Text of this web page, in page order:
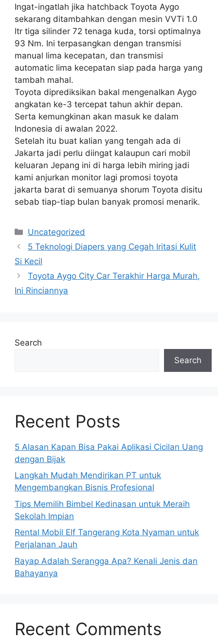
Ingat-ingatlah jika hatchback Toyota Aygo
sekarang ditambahkan dengan mesin VVTi 1.0
ltr tiga silinder 72 tenaga kuda, torsi optimalnya
93 Nm. Ini terpasangkan dengan transmisi
manual lima kecepatan, dan transmisi
automatic lima kecepatan siap pada harga yang
tambah mahal.
Toyota diprediksikan bakal mengenalkan Aygo
angkatan ke-3 tercepat tahun akhir depan.
Serta kemungkinan akan masuk ke dalam
Indonesia di awalan 2022.
Setelah itu buat kalian yang tengah ada di
Jakarta jadi perlu diingat kalaupun cari mobil
keluaran Jepang ini di harga lebih miring jadi
kami anjurkan monitor lagi promosi toyota
jakarta barat di semuanya shorum Toyota disitu
sebab tiap-tiap bulan banyak promosi menarik.
Categories
Uncategorized
5 Teknologi Diapers yang Cegah Iritasi Kulit
Si Kecil
Toyota Aygo City Car Terakhir Harga Murah,
Ini Rinciannya
Search
Search
Recent Posts
5 Alasan Kapan Bisa Pakai Aplikasi Cicilan Uang
dengan Bijak
Langkah Mudah Mendirikan PT untuk
Mengembangkan Bisnis Profesional
Tips Memilih Bimbel Kedinasan untuk Meraih
Sekolah Impian
Rental Mobil Elf Tangerang Kota Nyaman untuk
Perjalanan Jauh
Rayap Adalah Serangga Apa? Kenali Jenis dan
Bahayanya
Recent Comments